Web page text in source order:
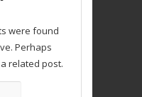
were found
Perhaps
related post.